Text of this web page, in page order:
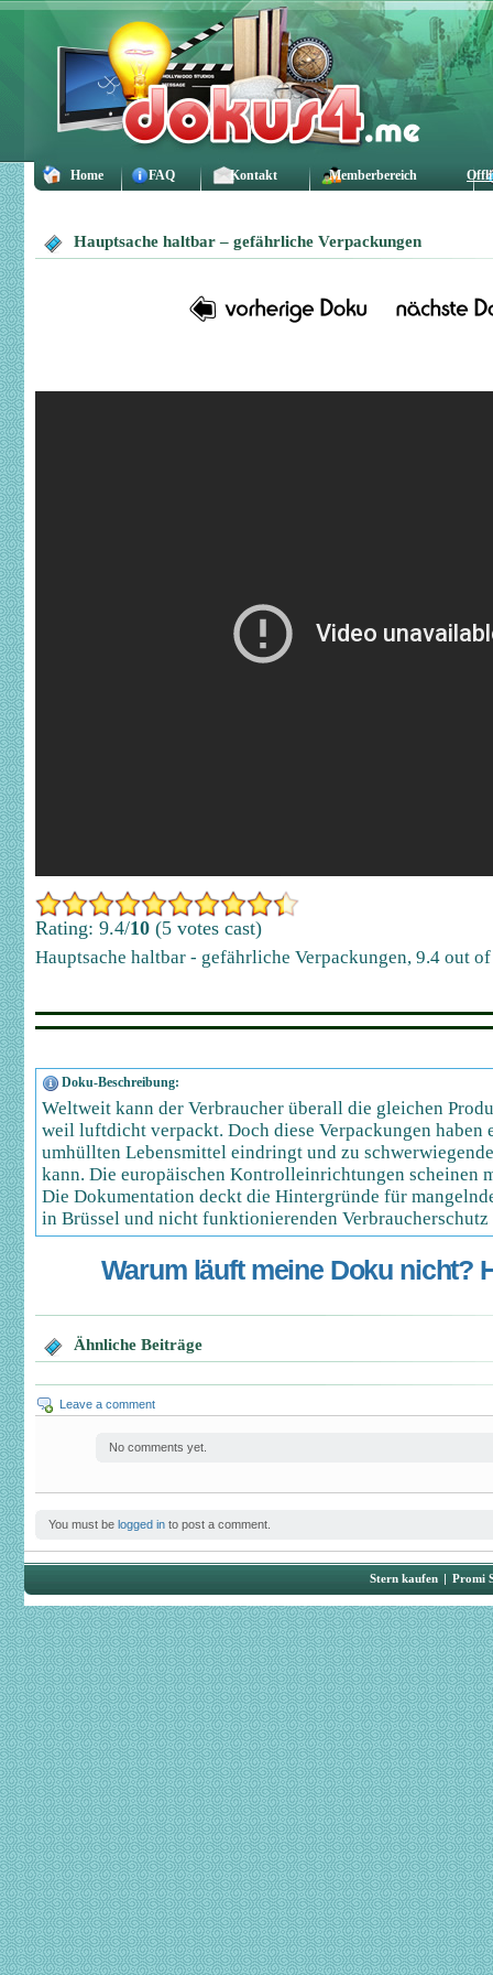
Home FAQ Kontakt Memberbereich
Hauptsache haltbar – gefährliche Verpackungen
Rating: 9.4/10 (5 votes cast)
Hauptsache haltbar - gefährliche Verpackungen, 9.4 out
Doku-Beschreibung:
Weltweit kann der Verbraucher überall die gleichen
weil luftdicht verpackt. Doch diese Verpackungen haben
umhüllten Lebensmittel eindringt und zu
kann. Die europäischen Kontrolleinrichtungen scheinen
Die Dokumentation deckt die Hintergründe für
in Brüssel und nicht funktionierenden Verbraucherschutz
Warum läuft meine Doku nicht?
Ähnliche Beiträge
Leave a comment
No comments yet.
You must be logged in to post a comment.
Stern kaufen | Promi